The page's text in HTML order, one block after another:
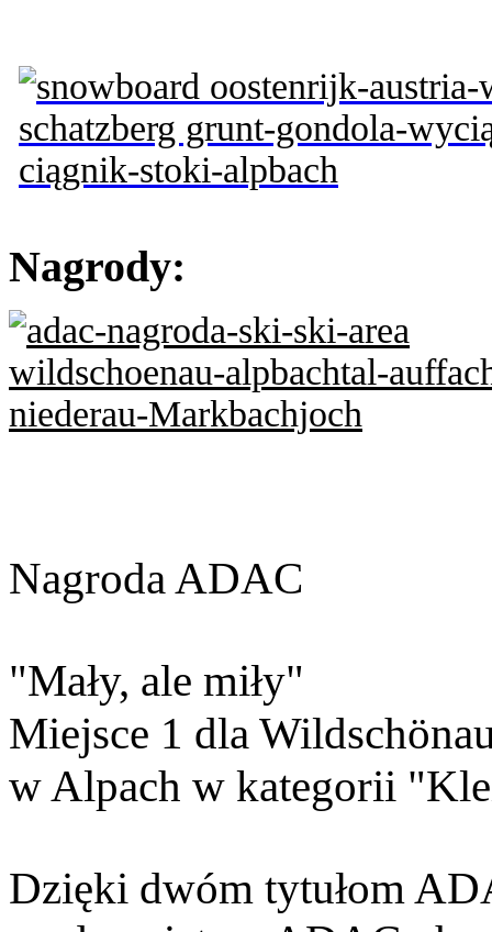
Nagrody:
Nagroda ADAC
"Mały, ale miły"
Miejsce 1 dla
w Alpach w kategorii
Dzięki dwóm tytułom